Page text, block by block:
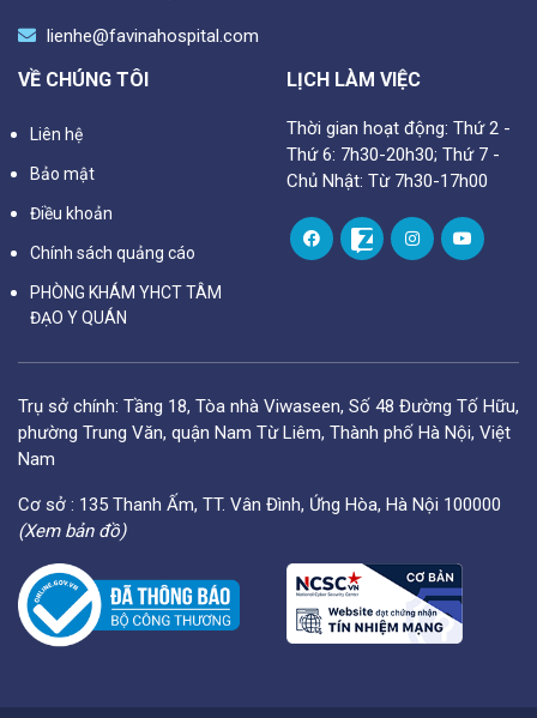
n
lienhe@favinahospital.com
VỀ CHÚNG TÔI
Liên hệ
Bảo mật
Điều khoản
Chính sách quảng cáo
PHÒNG KHÁM YHCT TÂM
ĐẠO Y QUÁN
LỊCH LÀM VIỆC
Thời gian hoạt động: Thứ 2 -
Thứ 6: 7h30-20h30; Thứ 7 -
Chủ Nhật: Từ 7h30-17h00
Trụ sở chính: Tầng 18, Tòa nhà Viwaseen, Số 48 Đường Tố Hữu,
phường Trung Văn, quận Nam Từ Liêm, Thành phố Hà Nội, Việt
Nam
Cơ sở : 135 Thanh Ấm, TT. Vân Đình, Ứng Hòa, Hà Nội 100000
(Xem bản đồ)